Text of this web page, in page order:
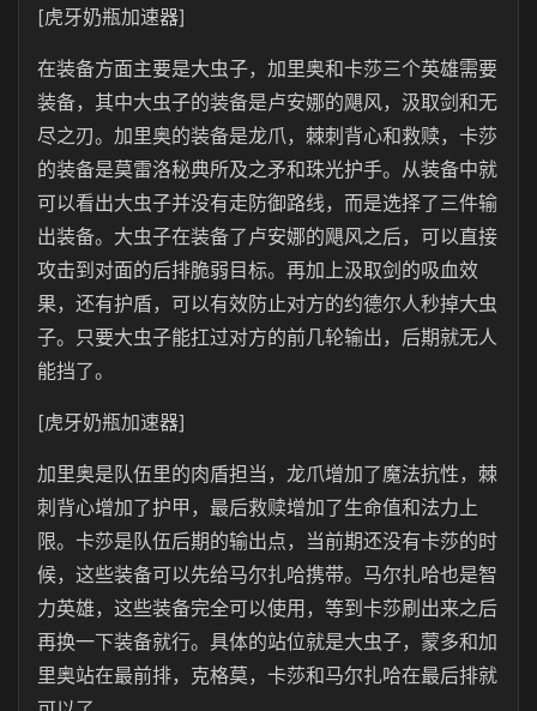
[虎牙奶瓶加速器]
在装备方面主要是大虫子，加里奥和卡莎三个英雄需要
装备，其中大虫子的装备是卢安娜的飓风，汲取剑和无
尽之刃。加里奥的装备是龙爪，棘刺背心和救赎，卡莎
的装备是莫雷洛秘典所及之矛和珠光护手。从装备中就
可以看出大虫子并没有走防御路线，而是选择了三件输
出装备。大虫子在装备了卢安娜的飓风之后，可以直接
攻击到对面的后排脆弱目标。再加上汲取剑的吸血效
果，还有护盾，可以有效防止对方的约德尔人秒掉大虫
子。只要大虫子能扛过对方的前几轮输出，后期就无人
能挡了。
[虎牙奶瓶加速器]
加里奥是队伍里的肉盾担当，龙爪增加了魔法抗性，棘
刺背心增加了护甲，最后救赎增加了生命值和法力上
限。卡莎是队伍后期的输出点，当前期还没有卡莎的时
候，这些装备可以先给马尔扎哈携带。马尔扎哈也是智
力英雄，这些装备完全可以使用，等到卡莎刷出来之后
再换一下装备就行。具体的站位就是大虫子，蒙多和加
里奥站在最前排，克格莫，卡莎和马尔扎哈在最后排就